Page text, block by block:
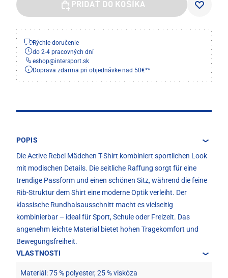
PRIDAŤ DO KOŠÍKA
Rýchle doručenie
do 2-4 pracovných dní
eshop@intersport.sk
Doprava zdarma pri objednávke nad 50€**
POPIS
Die Active Rebel Mädchen T-Shirt kombiniert sportlichen Look
mit modischen Details. Die seitliche Raffung sorgt für eine
trendige Passform und einen schönen Sitz, während die feine
Rib-Struktur dem Shirt eine moderne Optik verleiht. Der
klassische Rundhalsausschnitt macht es vielseitig
kombinierbar – ideal für Sport, Schule oder Freizeit. Das
angenehm leichte Material bietet hohen Tragekomfort und
Bewegungsfreiheit.
VLASTNOSTI
Materiál: 75 % polyester, 25 % viskóza